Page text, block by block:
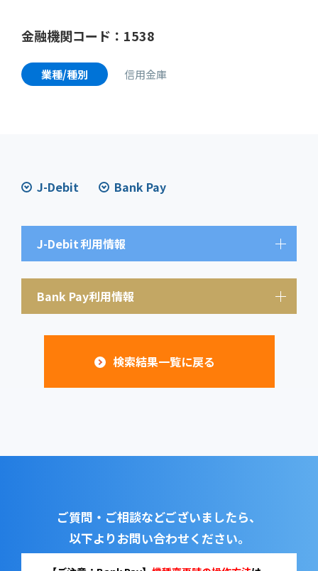
金融機関コード：1538
業種/種別 信用金庫
J-Debit Bank Pay
J-Debit利用情報
Bank Pay利用情報
検索結果一覧に戻る
ご質問・ご相談などございましたら、
以下よりお問い合わせください。